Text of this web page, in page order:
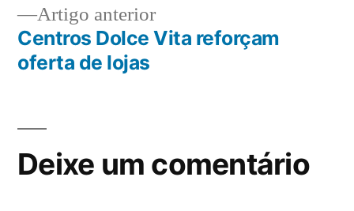
artigos
Artigo anteriorArtigo
anterior:
Centros Dolce Vita reforçam
oferta de lojas
Deixe um comentário